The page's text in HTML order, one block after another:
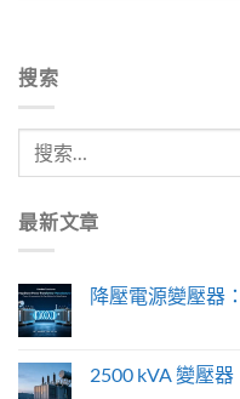
搜索
最新文章
降壓電源變壓器
2500 kVA 變壓